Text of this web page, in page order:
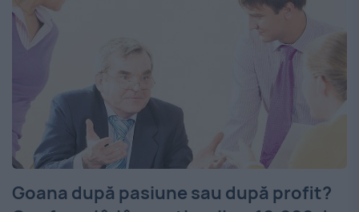
Goana după pasiune sau după profit?